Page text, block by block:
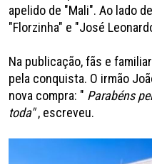
apelido de "Mali". Ao lado
"Florzinha" e "José
Na publicação, fãs e
pela conquista. O irmão
nova compra: " Parabéns
toda", escreveu.